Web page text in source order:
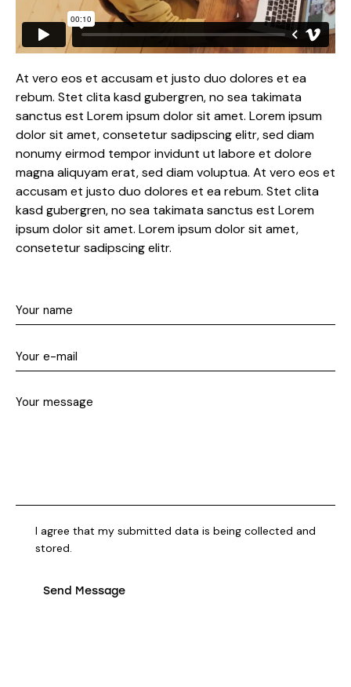
At vero eos et accusam et justo duo dolores et ea
rebum. Stet clita kasd gubergren, no sea takimata
sanctus est Lorem ipsum dolor sit amet. Lorem ipsum
dolor sit amet, consetetur sadipscing elitr, sed diam
nonumy eirmod tempor invidunt ut labore et dolore
magna aliquyam erat, sed diam voluptua. At vero eos et
accusam et justo duo dolores et ea rebum. Stet clita
kasd gubergren, no sea takimata sanctus est Lorem
ipsum dolor sit amet. Lorem ipsum dolor sit amet,
consetetur sadipscing elitr.
I agree that my submitted data is being collected and
stored.
Send Message